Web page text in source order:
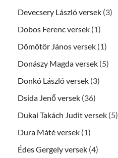
Devecsery László versek (3)
Dobos Ferenc versek (1)
Dömötör János versek (1)
Donászy Magda versek (5)
Donkó László versek (3)
Dsida Jenő versek (36)
Dukai Takách Judit versek (5)
Dura Máté versek (1)
Édes Gergely versek (4)